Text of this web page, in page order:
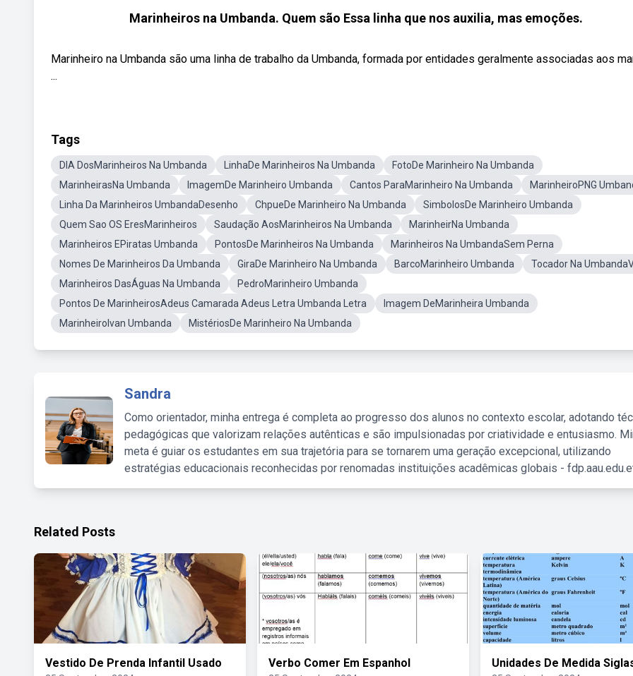
Marinheiros na Umbanda. Quem são Essa linha que nos auxilia, mas emoções.
Marinheiro na Umbanda são uma linha de trabalho da Umbanda, formada por entidades geralmente associadas aos
...
Tags
DIA DosMarinheiros Na Umbanda LinhaDe Marinheiros Na Umbanda
FotoDe Marinheiro Na Umbanda
MarinheirasNa Umbanda
ImagemDe Marinheiro Umbanda Cantos ParaMarinheiro Na Umbanda
MarinheiroPNG
Linha Da Marinheiros UmbandaDesenho
ChpueDe Marinheiro Na Umbanda
SimbolosDe Marinheiro Umbanda
Quem Sao OS EresMarinheiros
Saudação AosMarinheiros Na Umbanda
MarinheirNa Umbanda
Marinheiros EPiratas Umbanda
PontosDe Marinheiros Na Umbanda
Marinheiros Na UmbandaSem Perna
Nomes De Marinheiros Da Umbanda
GiraDe Marinheiro Na Umbanda BarcoMarinheiro Umbanda
Tocador Na
Marinheiros DasÁguas Na Umbanda
PedroMarinheiro Umbanda
Pontos De MarinheirosAdeus Camarada Adeus Letra Umbanda Letra
Imagem DeMarinheira Umbanda
MarinheiroIvan Umbanda
MistériosDe Marinheiro Na Umbanda
Sandra
Como orientador, minha entrega é completa ao progresso dos alunos no contexto escolar, adotando
pedagógicas que valorizam relações autênticas e são impulsionadas por criatividade e entusiasmo.
meta é guiar os estudantes em sua trajetória para se tornarem uma geração excepcional, utilizando
estratégias educacionais reconhecidas por renomadas instituições acadêmicas globais -
Related Posts
Vestido De Prenda Infantil Usado Verbo Comer Em Espanhol Unidades De Medida